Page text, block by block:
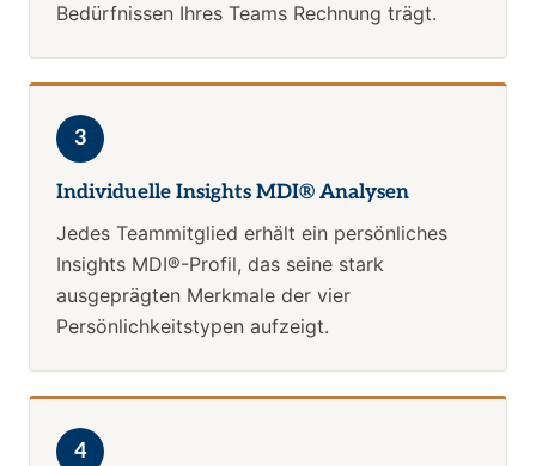
Bedürfnissen Ihres Teams Rechnung trägt.
3
Individuelle Insights MDI® Analysen
Jedes Teammitglied erhält ein persönliches
Insights MDI®-Profil, das seine stark
ausgeprägten Merkmale der vier
Persönlichkeitstypen aufzeigt.
4